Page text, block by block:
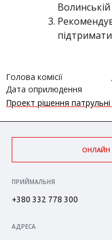
Волинській
Проект рішення
Голова комісії
Дата оприлюдення
ОНЛАЙН
ПРИЙМАЛЬНЯ
+380 332 778 300
АДРЕСА